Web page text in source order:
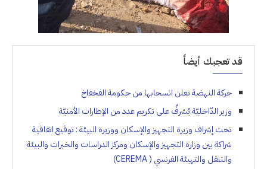
قد تعجبك أيضاً
حركة النهضة تعلن انسحابها من حكومة الفخفاخ
وزير الدّاخليّة يُشرفُ على تكريم عدد من الإطارات الأمنيّة
تحت إشراف وزيرة التجهيز والإسكان ووزيرة البيئة : توقيع اتفاقية
شراكة بين وزارة التجهيز والإسكان ومركز الدراسات والخبرات والبيئة
والتنقل والتهيئة الفرنسي ( CEREMA)